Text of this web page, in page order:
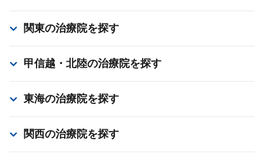
関東の治療院を探す
甲信越・北陸の治療院を探す
東海の治療院を探す
関西の治療院を探す